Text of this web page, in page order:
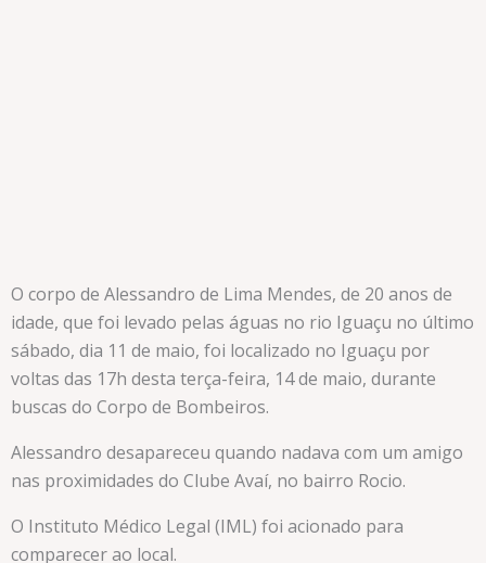
O corpo de Alessandro de Lima Mendes, de 20 anos de
idade, que foi levado pelas águas no rio Iguaçu no último
sábado, dia 11 de maio, foi localizado no Iguaçu por
voltas das 17h desta terça-feira, 14 de maio, durante
buscas do Corpo de Bombeiros.
Alessandro desapareceu quando nadava com um amigo
nas proximidades do Clube Avaí, no bairro Rocio.
O Instituto Médico Legal (IML) foi acionado para
comparecer ao local.